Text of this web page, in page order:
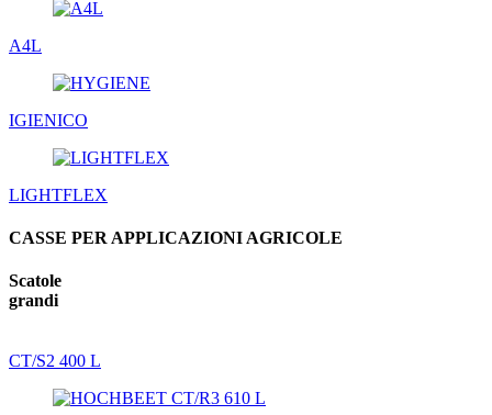
A4L
IGIENICO
LIGHTFLEX
CASSE PER APPLICAZIONI AGRICOLE
Scatole
grandi
CT/S2 400 L